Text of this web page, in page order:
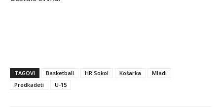
TAGOVI Basketball HR Sokol Košarka
Mladi
Predkadeti
U-15